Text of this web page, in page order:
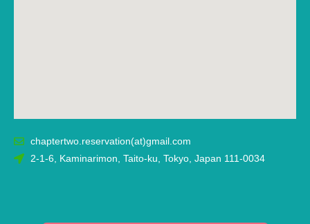
chaptertwo.reservation(at)gmail.com
2-1-6, Kaminarimon, Taito-ku, Tokyo, Japan 111-0034